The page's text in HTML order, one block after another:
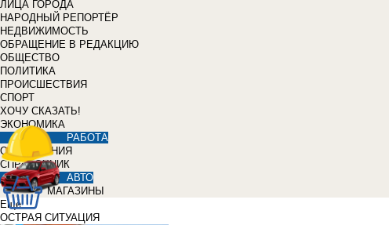
ЛИЦА ГОРОДА
НАРОДНЫЙ РЕПОРТЁР
НЕДВИЖИМОСТЬ
ОБРАЩЕНИЕ В РЕДАКЦИЮ
ОБЩЕСТВО
ПОЛИТИКА
ПРОИСШЕСТВИЯ
СПОРТ
ХОЧУ СКАЗАТЬ!
ЭКОНОМИКА
РАБОТА
ОБЪЯВЛЕНИЯ
СПРАВОЧНИК
АВТО
МАГАЗИНЫ
Еще
ОСТРАЯ СИТУАЦИЯ